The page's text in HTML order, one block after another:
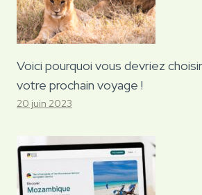
Voici pourquoi vous devriez
votre prochain voyage !
20 juin 2023